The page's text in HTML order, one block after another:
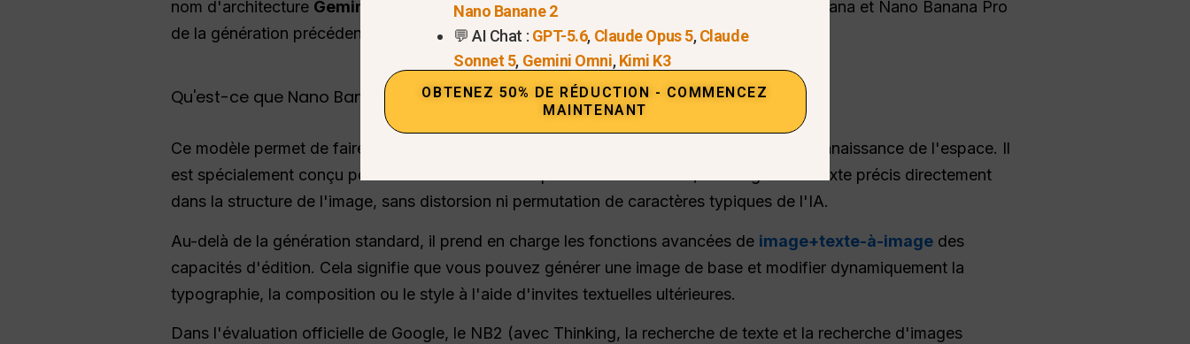
nom d'architecture Gemini 3 Flash Image. Il remplace entièrement les modèles Nano Banana et Nano Banana Pro
de la génération précédente au sein de l'écosystème Gemini.
Ce modèle permet de faire un bond en avant dans la compréhension multimodale et la connaissance de l'espace. Il
est spécialement conçu pour traiter les invites complexes de l'utilisateur, en intégrant un texte précis directement
dans la structure de l'image, sans distorsion ni permutation de caractères typiques de l'IA.
Au-delà de la génération standard, il prend en charge les fonctions avancées de image+texte-à-image des
capacités d'édition. Cela signifie que vous pouvez générer une image de base et modifier dynamiquement la
typographie, la composition ou le style à l'aide d'invites textuelles ultérieures.
Dans l'évaluation officielle de Google, le NB2 (avec Thinking, la recherche de texte et la recherche d'images
Nano Banane 2
💬 AI Chat : GPT-5.6, Claude Opus 5,Claude
Sonnet 5, Gemini Omni,Kimi K3
OBTENEZ 50% DE RÉDUCTION - COMMENCEZ
MAINTENANT